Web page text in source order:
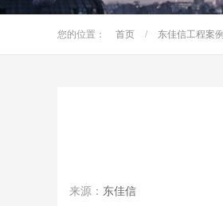
您的位置： 首页 / 东佳信工程案例
来源： 东佳信